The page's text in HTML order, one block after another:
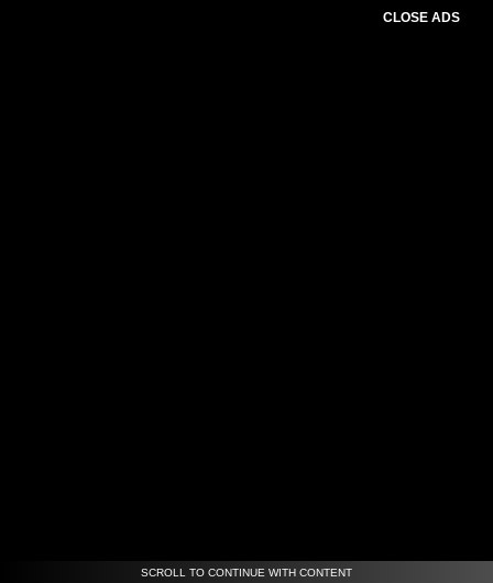
CLOSE ADS
SCROLL TO CONTINUE WITH CONTENT